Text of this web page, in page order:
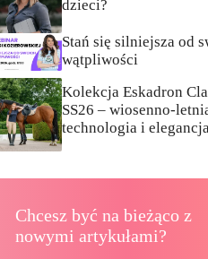
dzieci?
Stań się silniejsza od
wątpliwości
Kolekcja Eskadron
SS26 – wiosenno-
technologia i elegancja
Chcesz być na bieżąco z
nowymi artykułami?